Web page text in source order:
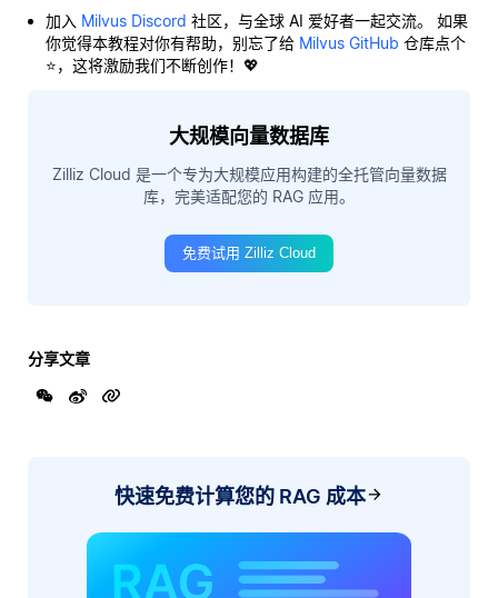
加入 Milvus Discord 社区，与全球 AI 爱好者一起交流。 如果
你觉得本教程对你有帮助，别忘了给 Milvus GitHub 仓库点个
⭐，这将激励我们不断创作！💖
大规模向量数据库
Zilliz Cloud 是一个专为大规模应用构建的全托管向量数据
库，完美适配您的 RAG 应用。
免费试用 Zilliz Cloud
分享文章
快速免费计算您的 RAG 成本